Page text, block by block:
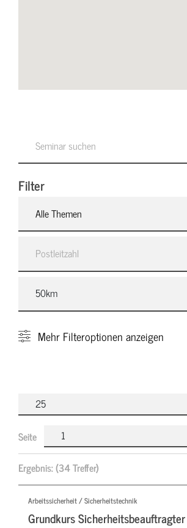
Filter
Alle Themen
Mehr Filteroptionen anzeigen
Seite
Ergebnis:(34 Treffer)
Arbeitssicherheit / Sicherheitstechnik
Grundkurs Sicherheitsbeauftragter